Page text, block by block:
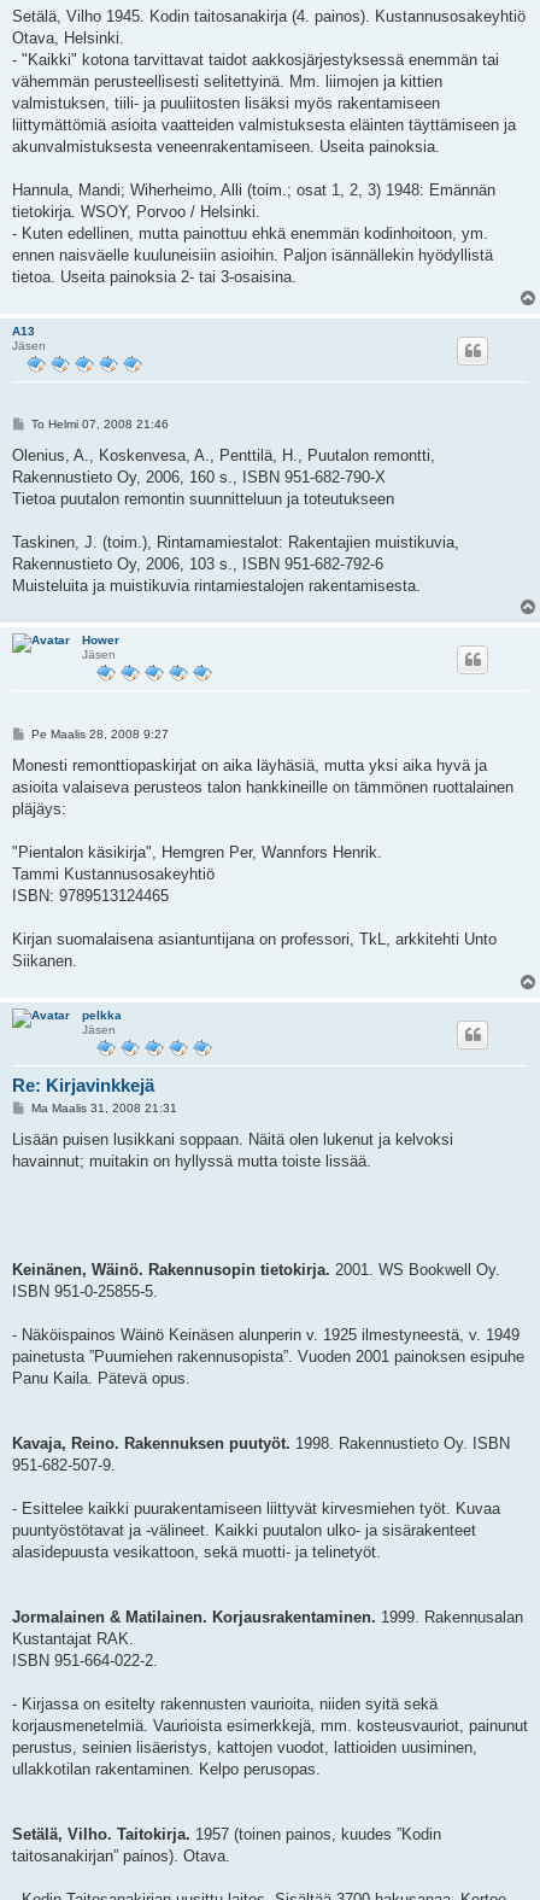
Setälä, Vilho 1945. Kodin taitosanakirja (4. painos). Kustannusosakeyhtiö
Otava, Helsinki.
- "Kaikki" kotona tarvittavat taidot aakkosjärjestyksessä enemmän tai
vähemmän perusteellisesti selitettyinä. Mm. liimojen ja kittien
valmistuksen, tiili- ja puuliitosten lisäksi myös rakentamiseen
liittymättömiä asioita vaatteiden valmistuksesta eläinten täyttämiseen ja
akunvalmistuksesta veneenrakentamiseen. Useita painoksia.
Hannula, Mandi; Wiherheimo, Alli (toim.; osat 1, 2, 3) 1948: Emännän
tietokirja. WSOY, Porvoo / Helsinki.
- Kuten edellinen, mutta painottuu ehkä enemmän kodinhoitoon, ym.
ennen naisväelle kuuluneisiin asioihin. Paljon isännällekin hyödyllistä
tietoa. Useita painoksia 2- tai 3-osaisina.
A13
Jäsen
V
e
t
i
To Helmi 07, 2008 21:46
Olenius, A., Koskenvesa, A., Penttilä, H., Puutalon remontti,
Rakennustieto Oy, 2006, 160 s., ISBN 951-682-790-X
Tietoa puutalon remontin suunnitteluun ja toteutukseen
Taskinen, J. (toim.), Rintamamiestalot: Rakentajien muistikuvia,
Rakennustieto Oy, 2006, 103 s., ISBN 951-682-792-6
Muisteluita ja muistikuvia rintamiestalojen rakentamisesta.
Hower
Jäsen
V
e
t
i
Pe Maalis 28, 2008 9:27
Monesti remonttiopaskirjat on aika läyhäsiä, mutta yksi aika hyvä ja
asioita valaiseva perusteos talon hankkineille on tämmönen ruottalainen
pläjäys:
"Pientalon käsikirja", Hemgren Per, Wannfors Henrik.
Tammi Kustannusosakeyhtiö
ISBN: 9789513124465
Kirjan suomalaisena asiantuntijana on professori, TkL, arkkitehti Unto
Siikanen.
pelkka
Jäsen
Re: Kirjavinkkejä
V
e
t
Ma Maalis 31, 2008 21:31
Lisään puisen lusikkani soppaan. Näitä olen lukenut ja kelvoksi
havainnut; muitakin on hyllyssä mutta toiste lissää.
Keinänen, Wäinö. Rakennusopin tietokirja. 2001. WS Bookwell Oy.
ISBN 951-0-25855-5.
- Näköispainos Wäinö Keinäsen alunperin v. 1925 ilmestyneestä, v. 1949
painetusta ”Puumiehen rakennusopista”. Vuoden 2001 painoksen esipuhe
Panu Kaila. Pätevä opus.
Kavaja, Reino. Rakennuksen puutyöt. 1998. Rakennustieto Oy. ISBN
951-682-507-9.
- Esittelee kaikki puurakentamiseen liittyvät kirvesmiehen työt. Kuvaa
puuntyöstötavat ja -välineet. Kaikki puutalon ulko- ja sisärakenteet
alasidepuusta vesikattoon, sekä muotti- ja telinetyöt.
Jormalainen & Matilainen. Korjausrakentaminen. 1999. Rakennusalan
Kustantajat RAK.
ISBN 951-664-022-2.
- Kirjassa on esitelty rakennusten vaurioita, niiden syitä sekä
korjausmenetelmiä. Vaurioista esimerkkejä, mm. kosteusvauriot, painunut
perustus, seinien lisäeristys, kattojen vuodot, lattioiden uusiminen,
ullakkotilan rakentaminen. Kelpo perusopas.
Setälä, Vilho. Taitokirja. 1957 (toinen painos, kuudes ”Kodin
taitosanakirjan” painos). Otava.